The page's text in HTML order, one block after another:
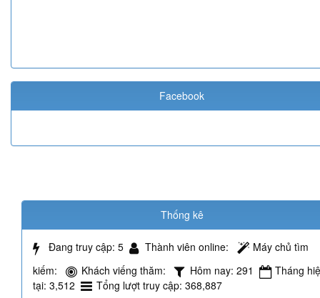
Facebook
Thống kê
Đang truy cập: 5 Thành viên online:
Máy chủ tìm
kiếm: Khách viếng thăm: Hôm nay: 291
Tháng
tại: 3,512 Tổng lượt truy cập: 368,887